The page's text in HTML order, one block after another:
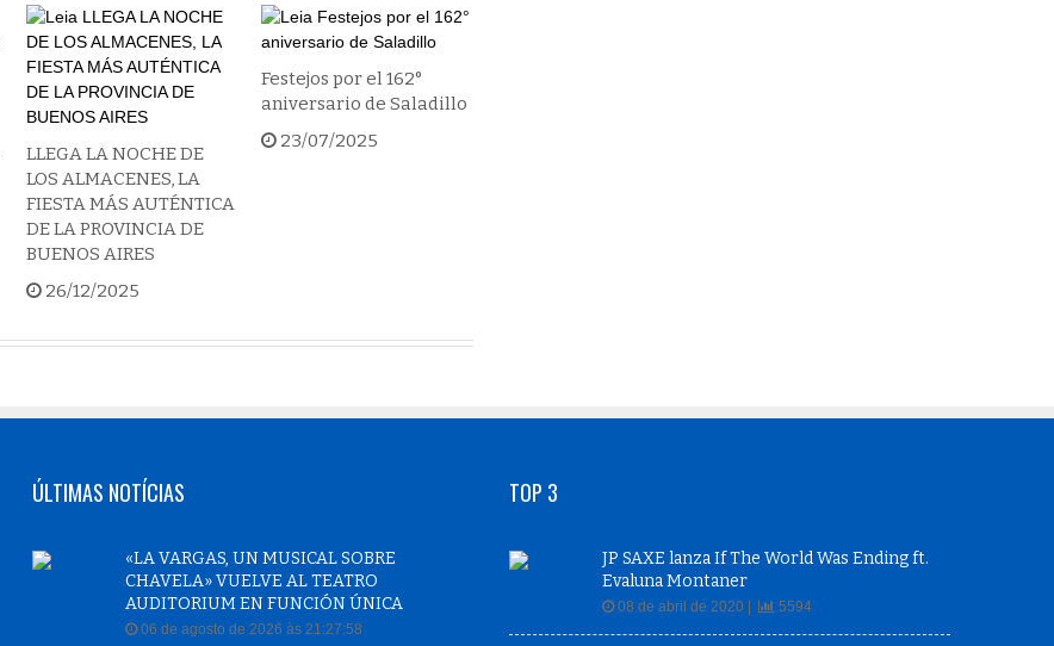
LLEGA LA NOCHE DE
LOS ALMACENES, LA
FIESTA MÁS AUTÉNTICA
DE LA PROVINCIA DE
BUENOS AIRES
26/12/2025
Festejos por el 162°
aniversario de Saladillo
23/07/2025
ÚLTIMAS NOTÍCIAS
«LA VARGAS, UN MUSICAL SOBRE
CHAVELA» VUELVE AL TEATRO
AUDITORIUM EN FUNCIÓN ÚNICA
06 de agosto de 2026 às 21:27:58
TOP 3
JP SAXE lanza If The World Was Ending ft.
Evaluna Montaner
08 de abril de 2020 | 5594